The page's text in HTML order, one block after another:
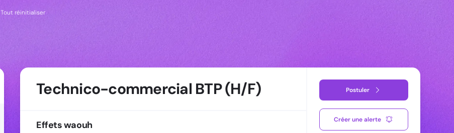
Tout réinitialiser
Technico-commercial BTP (H/F)
Effets waouh
Postuler
Créer une alerte